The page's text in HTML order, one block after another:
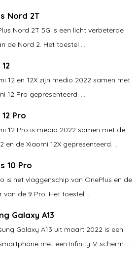
Nord 2T
Nord 2T 5G is een licht verbeterde
de Nord 2. Het toestel ...
12 en 12X zijn medio 2022 samen met
12 Pro gepresenteerd. ...
Pro
12 Pro is medio 2022 samen met de
en de Xiaomi 12X gepresenteerd. ...
10 Pro
is het vlaggenschip van OnePlus en de
van de 9 Pro. Het toestel ...
Galaxy A13
Galaxy A13 uit maart 2022 is een
met een Infinity-V-scherm. ...